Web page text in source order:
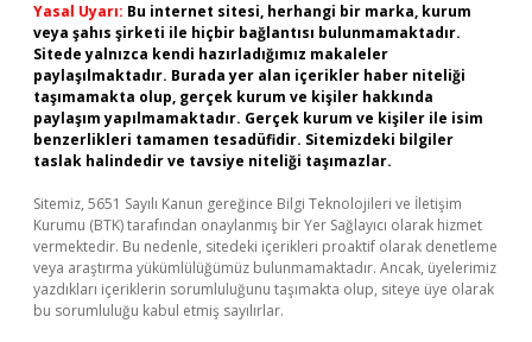
Yasal Uyarı: Bu internet sitesi, herhangi bir marka, kurum
veya şahıs şirketi ile hiçbir bağlantısı bulunmamaktadır.
Sitede yalnızca kendi hazırladığımız makaleler
paylaşılmaktadır. Burada yer alan içerikler haber niteliği
taşımamakta olup, gerçek kurum ve kişiler hakkında
paylaşım yapılmamaktadır. Gerçek kurum ve kişiler ile isim
benzerlikleri tamamen tesadüfidir. Sitemizdeki bilgiler
taslak halindedir ve tavsiye niteliği taşımazlar.
Sitemiz, 5651 Sayılı Kanun gereğince Bilgi Teknolojileri ve İletişim
Kurumu (BTK) tarafından onaylanmış bir Yer Sağlayıcı olarak hizmet
vermektedir. Bu nedenle, sitedeki içerikleri proaktif olarak denetleme
veya araştırma yükümlülüğümüz bulunmamaktadır. Ancak, üyelerimiz
yazdıkları içeriklerin sorumluluğunu taşımakta olup, siteye üye olarak
bu sorumluluğu kabul etmiş sayılırlar.